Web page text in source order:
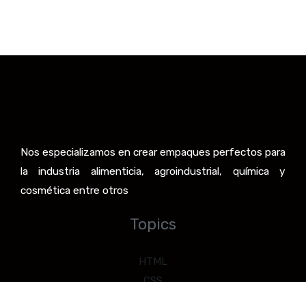
Nos especializamos en crear empaques perfectos para
la industria alimenticia, agroindustrial, química y
cosmética entre otros
Topics
HTML